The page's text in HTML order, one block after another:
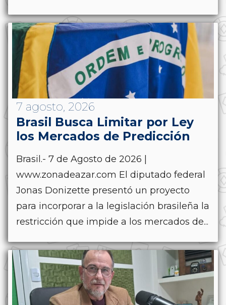
7 agosto, 2026
Brasil Busca Limitar por Ley
los Mercados de Predicción
Brasil.- 7 de Agosto de 2026 |
www.zonadeazar.com El diputado federal
Jonas Donizette presentó un proyecto
para incorporar a la legislación brasileña la
restricción que impide a los mercados de...